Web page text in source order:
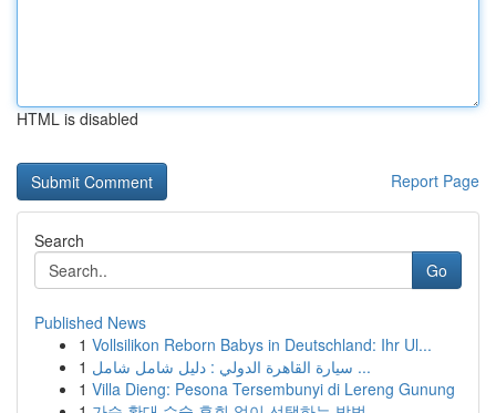
HTML is disabled
Report Page
Search
Go
Published News
1 Vollsilikon Reborn Babys in Deutschland: Ihr Ul...
1
سيارة القاهرة الدولي : دليل شامل شامل ...
1 Villa Dieng: Pesona Tersembunyi di Lereng Gunung